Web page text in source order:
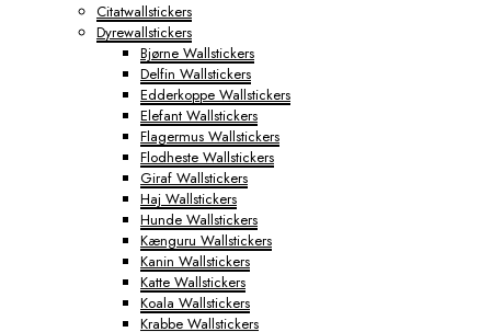
Citatwallstickers
Dyrewallstickers
Bjørne Wallstickers
Delfin Wallstickers
Edderkoppe Wallstickers
Elefant Wallstickers
Flagermus Wallstickers
Flodheste Wallstickers
Giraf Wallstickers
Haj Wallstickers
Hunde Wallstickers
Kænguru Wallstickers
Kanin Wallstickers
Katte Wallstickers
Koala Wallstickers
Krabbe Wallstickers